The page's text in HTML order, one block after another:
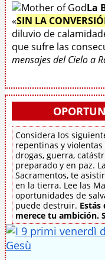
La
«SIN LA
diluvio de
que sufre las
mensajes del Cielo a
Considera los
repentinas y violentas
drogas, guerra,
preparado y en paz.
Sacramentos, te
en la tierra. Lee las
oportunidades de
puede destruir. Estás
merece tu ambición.